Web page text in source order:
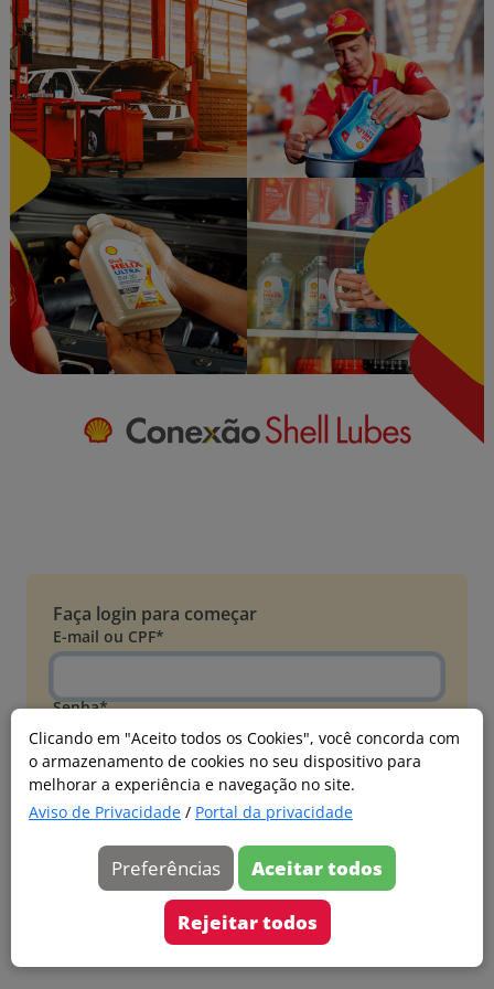
Clicando em "Aceito todos os Cookies", você concorda com
o armazenamento de cookies no seu dispositivo para
melhorar a experiência e navegação no site.
Aviso de Privacidade / Portal da privacidade
Preferências Aceitar todos
Rejeitar todos
Faça login para começar
E-mail ou CPF*
Senha*
Esqueci minha senha
Entrar
Acessar com Microsoft
Ainda não faz parte?
Cadastre-se
Versão 20260805.7